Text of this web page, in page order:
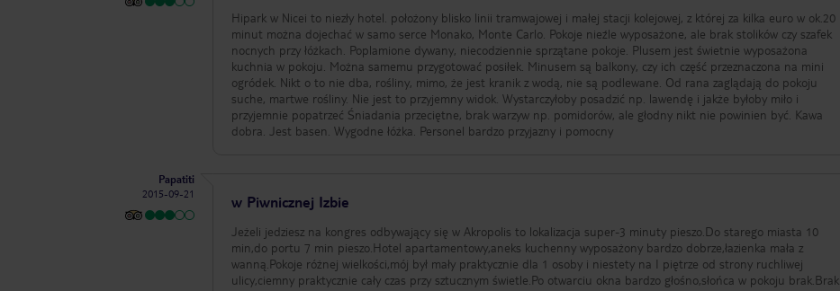
Hipark w Nicei to niezły hotel. położony blisko linii tramwajowej i małej stacji kolejowej, z której za kilka euro w ok.20
minut można dojechać w samo serce Monako, Monte Carlo. Pokoje nieźle wyposażone, ale brak stolików czy szafek
nocnych przy łóżkach. Poplamione dywany, niecodziennie sprzątane pokoje. Plusem jest świetnie wyposażona
kuchnia w pokoju. Można samemu przygotować posiłek. Minusem są balkony, czy ich część przeznaczona na mini
ogródek. Nikt o to nie dba, rośliny, mimo, że jest kranik z wodą, nie są podlewane. Od rana zaglądają do pokoju
suche, martwe rośliny. Nie jest to przyjemny widok. Wystarczyłoby posadzić np. lawendę i jakże byłoby miło i
przyjemnie popatrzeć Śniadania przeciętne, brak warzyw np. pomidorów, ale głodny nikt nie powinien być. Kawa
dobra. Jest basen. Wygodne łóżka. Personel bardzo przyjazny i pomocny
Papatiti
2015-09-21
w Piwnicznej Izbie
Jeżeli jedziesz na kongres odbywający się w Akropolis to lokalizacja super-3 minuty pieszo.Do starego miasta 10
min,do portu 7 min pieszo.Hotel apartamentowy,aneks kuchenny wyposażony bardzo dobrze,łazienka mała z
wanną.Pokoje różnej wielkości,mój był mały praktycznie dla 1 osoby i niestety na I piętrze od strony ruchliwej
ulicy,ciemny praktycznie cały czas przy sztucznym świetle.Po otwarciu okna bardzo głośno,słońca w pokoju brak.Brak